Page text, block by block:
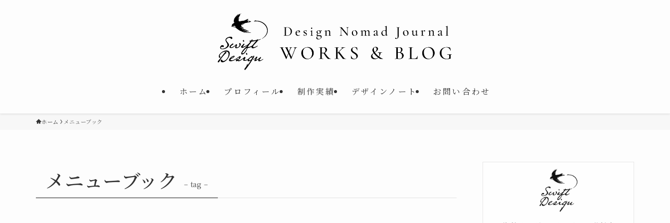
ホーム プロフィール 制作実績 デザインノート お問い合わせ
ホーム メニューブック
メニューブック – tag –